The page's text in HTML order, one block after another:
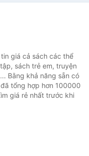
giá cả sách các thể
sách trẻ em, truyện
Bằng khả năng sẵn có
tổng hợp hơn 100000
giá rẻ nhất trước khi